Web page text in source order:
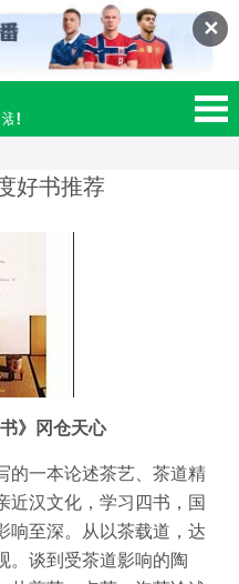
✕
好书推荐
》冈仓天心
的一本论述茶艺、茶道精
近汉文化，学习四书，国
响至深。从以茶载道，达
。谈到受茶道影响的陶